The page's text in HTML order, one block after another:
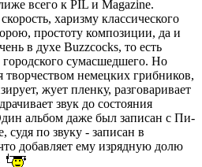
всего к PIL и Magazine.
харизму классического
простоту композиции, да и
в духе Buzzcocks, то есть
городского сумасшедшего. Но
творчеством немецких грибников,
жует пленку, разговаривает
звук до состояния
альбом даже был записан с Пи-
по звуку - записан в
добавляет ему изрядную долю